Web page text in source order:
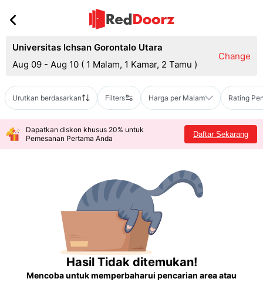
Universitas Ichsan Gorontalo Utara
Aug 09 - Aug 10 ( 1 Malam, 1 Kamar, 2 Tamu )
Change
Urutkan berdasarkan Filters Harga per Malam Rating
Dapatkan diskon khusus 20% untuk
Pemesanan Pertama Anda
Daftar Sekarang
Hasil Tidak ditemukan!
Mencoba untuk memperbaharui pencarian area atau